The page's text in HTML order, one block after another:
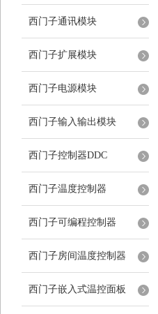
西门子通讯模块
西门子扩展模块
西门子电源模块
西门子输入输出模块
西门子控制器DDC
西门子温度控制器
西门子可编程控制器
西门子房间温度控制器
西门子嵌入式温控面板